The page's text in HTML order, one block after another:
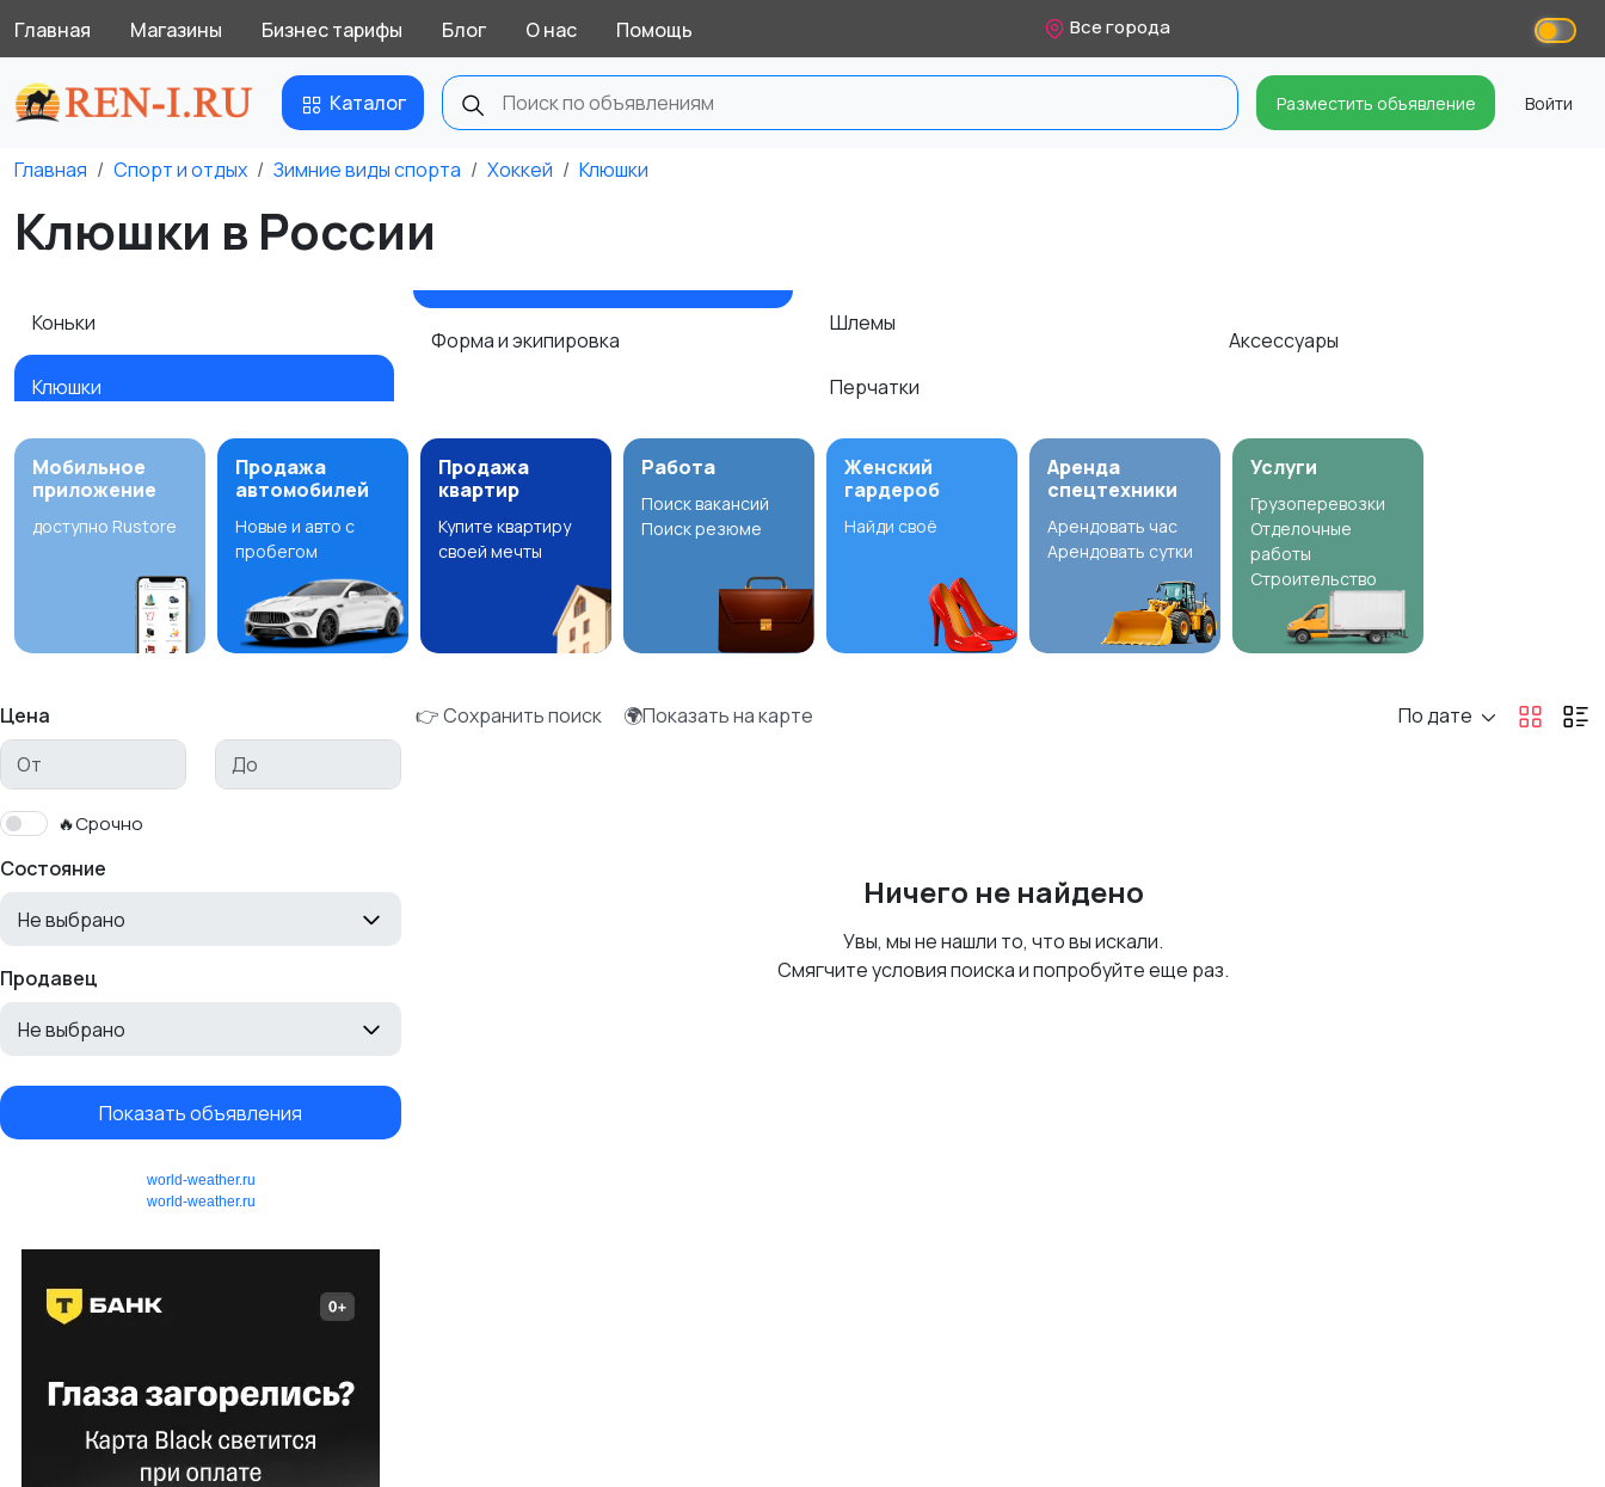
Главная Магазины Бизнес тарифы Блог О нас Помощь Все города
Каталог Разместить объявление Войти
Главная Спорт и отдых Зимние виды спорта Хоккей Клюшки
Клюшки в России
Коньки
Клюшки
Форма и экипировка
Шлемы
Перчатки
Аксессуары
Мобильное
приложение
доступно Rustore
Продажа
автомобилей
Новые и авто с
пробегом
Продажа
квартир
Купите квартиру
своей мечты
Работа
Поиск вакансий
Поиск резюме
Женский
гардероб
Найди своё
Аренда
спецтехники
Арендовать час
Арендовать сутки
Услуги
Грузоперевозки
Отделочные
работы
Строительство
Цена
🔥Срочно
Состояние
Не выбрано
Продавец
Не выбрано
Показать объявления
world-weather.ru
world-weather.ru
👉 Сохранить поиск 🌍Показать на карте По дате
Ничего не найдено
Увы, мы не нашли то, что вы искали.
Смягчите условия поиска и попробуйте еще раз.